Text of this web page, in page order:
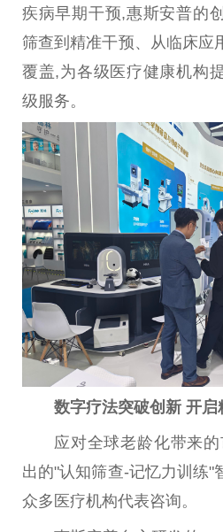
疾病早期干预,惠斯安普的
筛查到精准干预、从临床应
覆盖,为各级医疗健康机构
级服务。
数字疗法突破创新 开
应对全球老龄化带来
出的"认知筛查-记忆力训练"
众多医疗机构代表咨询。